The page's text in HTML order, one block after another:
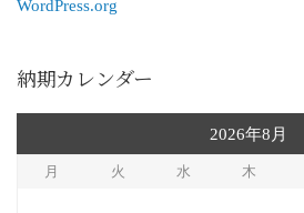
WordPress.org
納期カレンダー
2026年8月
月 火 水 木